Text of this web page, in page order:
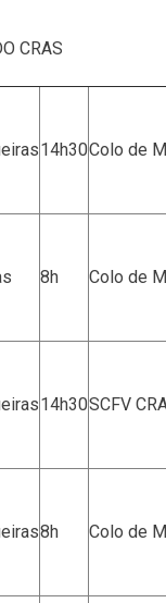
CRAS
14h30Colo de
8h Colo de
14h30SCFV
8h Colo de